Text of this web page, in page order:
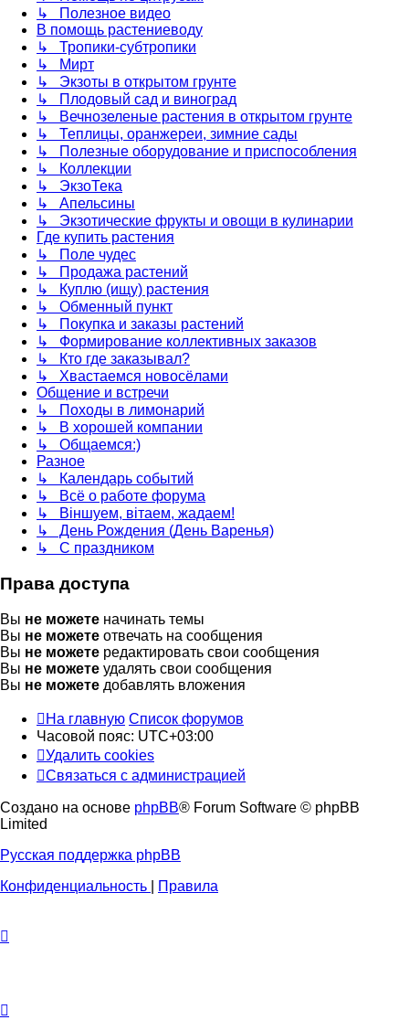
↳ Полезное видео
В помощь растениеводу
↳ Тропики-субтропики
↳ Мирт
↳ Экзоты в открытом грунте
↳ Плодовый сад и виноград
↳ Вечнозеленые растения в открытом грунте
↳ Теплицы, оранжереи, зимние сады
↳ Полезные оборудование и приспособления
↳ Коллекции
↳ ЭкзоТека
↳ Апельсины
↳ Экзотические фрукты и овощи в кулинарии
Где купить растения
↳ Поле чудес
↳ Продажа растений
↳ Куплю (ищу) растения
↳ Обменный пункт
↳ Покупка и заказы растений
↳ Формирование коллективных заказов
↳ Кто где заказывал?
↳ Хвастаемся новосёлами
Общение и встречи
↳ Походы в лимонарий
↳ В хорошей компании
↳ Общаемся:)
Разное
↳ Календарь событий
↳ Всё о работе форума
↳ Віншуем, вітаем, жадаем!
↳ День Рождения (День Варенья)
↳ С праздником
Права доступа
Вы не можете начинать темы
Вы не можете отвечать на сообщения
Вы не можете редактировать свои сообщения
Вы не можете удалять свои сообщения
Вы не можете добавлять вложения
На главную Список форумов
Часовой пояс: UTC+03:00
Удалить cookies
Связаться с администрацией
Создано на основе phpBB® Forum Software © phpBB
Limited
Русская поддержка phpBB
Конфиденциальность
Правила